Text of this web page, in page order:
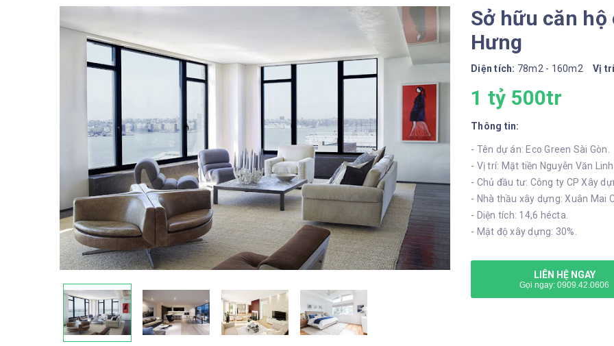
Sở hữu căn
Hưng
Diện tích: 78m2 - 160m2 Vị
1 tỷ 500tr
Thông tin:
- Tên dự án: Eco Green Sài Gòn.
- Vị trí: Mặt tiền Nguyễn Văn
- Chủ đầu tư: Công ty CP Xây
- Nhà thầu xây dựng: Xuân Mai
- Diện tích: 14,6 hécta.
- Mật độ xây dựng: 30%.
LIÊN HỆ NGAY
Gọi ngay: 0909.42.0606